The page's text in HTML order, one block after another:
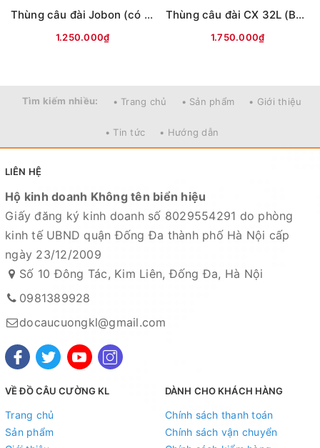
Thùng câu đài Jobon (có tựa lưng, đủ phụ kiện)
1.250.000₫
Thùng câu đài CX 32L (Bản L9) -có tựa lưng
1.750.000₫
Tìm kiếm nhiều: • Trang chủ • Sản phẩm • Giới thiệu
• Tin tức • Hướng dẫn
LIÊN HỆ
Hộ kinh doanh Không tên biển hiệu
Giấy đăng ký kinh doanh số 8029554291 do phòng
kinh tế UBND quận Đống Đa thành phố Hà Nội cấp
ngày 23/12/2009
Số 10 Đông Tác, Kim Liên, Đống Đa, Hà Nội
0981389928
docaucuongkl@gmail.com
VỀ ĐỒ CÂU CƯỜNG KL
Trang chủ
Sản phẩm
DÀNH CHO KHÁCH HÀNG
Chính sách thanh toán
Chính sách vận chuyển